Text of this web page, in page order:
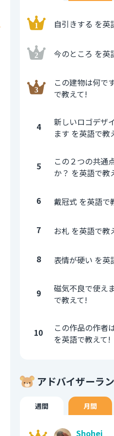
自引きする を英
今のところ を英
この建物は何で
で教えて!
4
新しいロゴデザ
ます を英語で教
5
この２つの共通
か？ を英語で教
6 戴冠式 を英語で
7 お札 を英語で教
8 表情が硬い を英
9
磁気不良で使え
で教えて!
10
この作品の作者
を英語で教えて!
アドバイザーラ
週間 月間
Shohei